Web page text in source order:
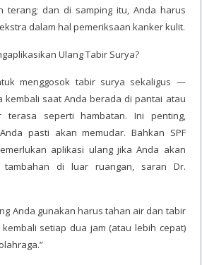
terang; dan di samping itu, Anda harus
dalam hal pemeriksaan kanker kulit.
Ulang Tabir Surya?
menggosok tabir surya sekaligus —
kembali saat Anda berada di pantai atau
terasa seperti hambatan. Ini penting,
pasti akan memudar. Bahkan SPF
aplikasi ulang jika Anda akan
tambahan di luar ruangan, saran Dr.
Anda gunakan harus tahan air dan tabir
setiap dua jam (atau lebih cepat)